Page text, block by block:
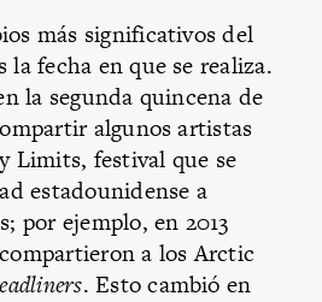
más significativos del
la fecha en que se realiza.
la segunda quincena de
algunos artistas
Limits, festival que se
estadounidense a
por ejemplo, en 2013
a los Arctic
. Esto cambió en